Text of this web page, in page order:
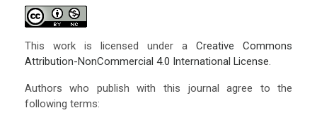
This work is licensed under aCreative Commons
Attribution-NonCommercial 4.0 International License.
Authors who publish with this journal agree to the
following terms: